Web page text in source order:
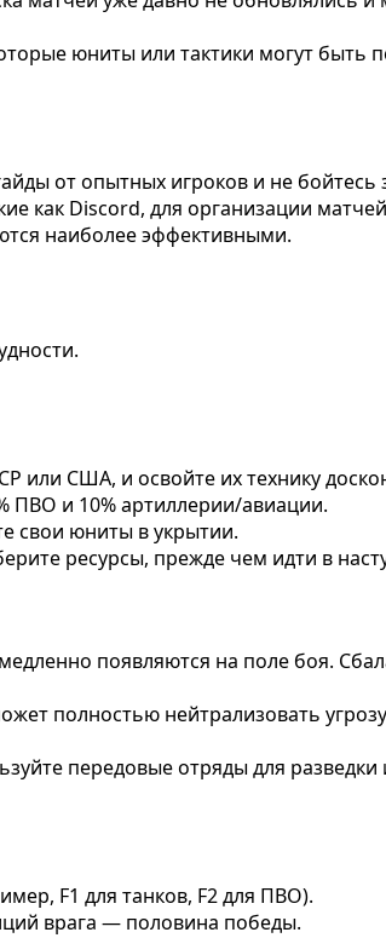
юниты или тактики могут быть
от опытных игроков и не бойтесь
как Discord, для организации
наиболее эффективными.
или США, и освойте их технику
ПВО и 10% артиллерии/авиации.
свои юниты в укрытии.
ресурсы, прежде чем идти в
появляются на поле боя.
полностью нейтрализовать
передовые отряды для
F1 для танков, F2 для ПВО).
врага — половина победы.